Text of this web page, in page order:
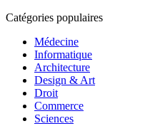
Catégories populaires
Médecine
Informatique
Architecture
Design & Art
Droit
Commerce
Sciences